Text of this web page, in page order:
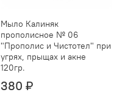
Мыло Калиняк
прополисное № 06
"Прополис и Чистотел" при
угрях, прыщах и акне
120гр.
380 ₽